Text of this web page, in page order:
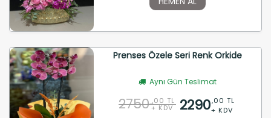
Prenses Özele Seri Renk Orkide
Aynı Gün Teslimat
2750 ,00 TL
+ KDV 2290,00 TL
+ KDV